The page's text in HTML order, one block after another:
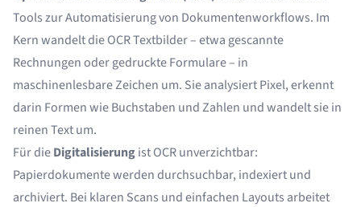
Tools zur Automatisierung von Dokumentenworkflows. Im
Kern wandelt die OCR Textbilder – etwa gescannte
Rechnungen oder gedruckte Formulare – in
maschinenlesbare Zeichen um. Sie analysiert Pixel, erkennt
darin Formen wie Buchstaben und Zahlen und wandelt sie in
reinen Text um.
Für dieDigitalisierungist OCR unverzichtbar:
Papierdokumente werden durchsuchbar, indexiert und
archiviert. Bei klaren Scans und einfachen Layouts arbeitet